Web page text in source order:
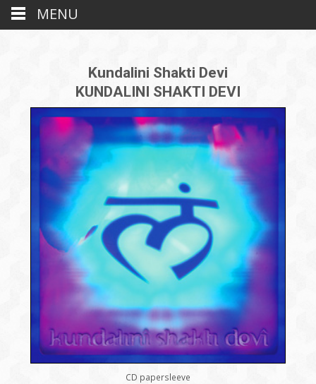
Kundalini Shakti Devi
KUNDALINI SHAKTI DEVI
CD papersleeve
MENU